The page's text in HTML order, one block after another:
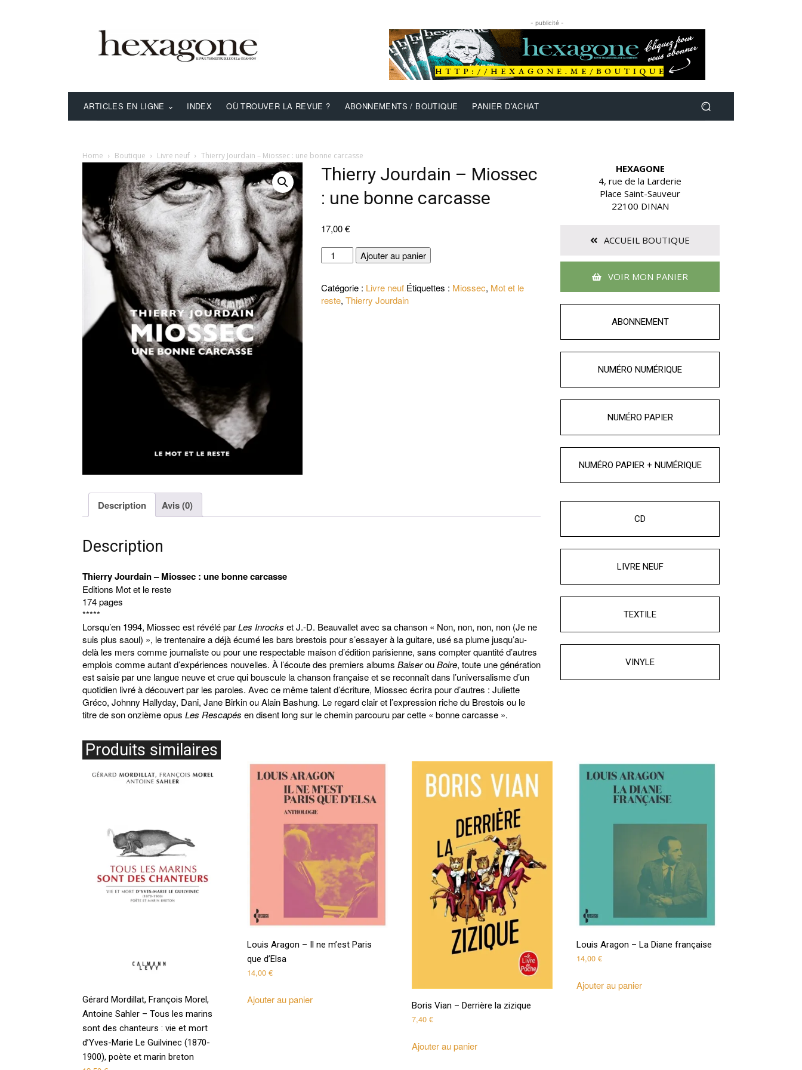
- publicité -
ARTICLES EN LIGNE INDEX OÙ TROUVER LA REVUE ? ABONNEMENTS / BOUTIQUE PANIER D’ACHAT
Home Boutique Livre neuf Thierry Jourdain – Miossec : une bonne carcasse
Thierry Jourdain – Miossec
: une bonne carcasse
17,00€
quantité
de
Jourdain
-
Ajouter au panier
Catégorie : Livre neuf Étiquettes : Miossec, Mot et le
reste, Thierry Jourdain
Description Avis (0)
Description
Thierry Jourdain – Miossec : une bonne carcasse
Editions Mot et le reste
174 pages
*****
Lorsqu’en 1994, Miossec est révélé parLes Inrocks et J.-D. Beauvallet avec sa chanson « Non, non, non, non (Je ne
suis plus saoul) », le trentenaire a déjà écumé les bars brestois pour s’essayer à la guitare, usé sa plume jusqu’au-
delà les mers comme journaliste ou pour une respectable maison d’édition parisienne, sans compter quantité d’autres
emplois comme autant d’expériences nouvelles. À l’écoute des premiers albums BaiserouBoire, toute une génération
est saisie par une langue neuve et crue qui bouscule la chanson française et se reconnaît dans l’universalisme d’un
quotidien livré à découvert par les paroles. Avec ce même talent d’écriture, Miossec écrira pour d’autres : Juliette
Gréco, Johnny Hallyday, Dani, Jane Birkin ou Alain Bashung. Le regard clair et l’expression riche du Brestois ou le
titre de son onzième opus Les Rescapés en disent long sur le chemin parcouru par cette « bonne carcasse ».
HEXAGONE
4, rue de la Larderie
Place Saint-Sauveur
22100 DINAN
ACCUEIL BOUTIQUE
VOIR MON PANIER
ABONNEMENT
NUMÉRO NUMÉRIQUE
NUMÉRO PAPIER
NUMÉRO PAPIER + NUMÉRIQUE
CD
LIVRE NEUF
TEXTILE
VINYLE
Produits similaires
Gérard Mordillat, François Morel,
Antoine Sahler – Tous les marins
sont des chanteurs : vie et mort
d’Yves-Marie Le Guilvinec (1870-
1900), poète et marin breton
Louis Aragon – Il ne m’est Paris
que d’Elsa
14,00€
Ajouter au panier Boris Vian – Derrière la zizique
7,40€
Ajouter au panier
Louis Aragon – La Diane française
14,00€
Ajouter au panier